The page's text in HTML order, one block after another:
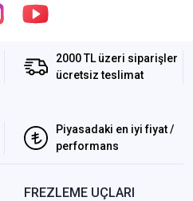
2000 TL üzeri siparişler
ücretsiz teslimat
Piyasadaki en iyi fiyat /
performans
FREZLEME UÇLARI